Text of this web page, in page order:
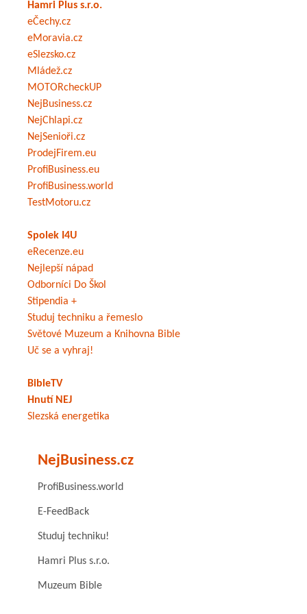
Hamri Plus s.r.o.
eČechy.cz
eMoravia.cz
eSlezsko.cz
Mládež.cz
MOTORcheckUP
NejBusiness.cz
NejChlapi.cz
NejSenioři.cz
ProdejFirem.eu
ProfiBusiness.eu
ProfiBusiness.world
TestMotoru.cz
Spolek I4U
eRecenze.eu
Nejlepší nápad
Odborníci Do Škol
Stipendia +
Studuj techniku a řemeslo
Světové Muzeum a Knihovna Bible
Uč se a vyhraj!
BibleTV
Hnutí NEJ
Slezská energetika
NejBusiness.cz
ProfiBusiness.world
E-FeedBack
Studuj techniku!
Hamri Plus s.r.o.
Muzeum Bible